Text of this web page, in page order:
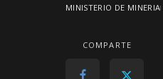
MINISTERIO DE MINERIA
COMPARTE